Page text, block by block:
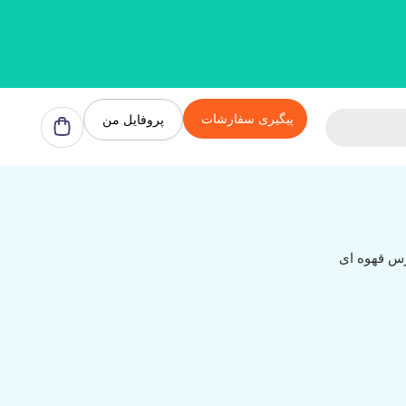
پیگیری سفارشات پروفایل من
قهوه ای